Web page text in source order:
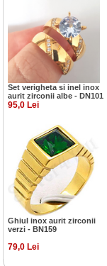
Set verigheta si inel inox
aurit zirconii albe - DN101
95,0 Lei
Ghiul inox aurit zirconii
verzi - BN159
79,0 Lei